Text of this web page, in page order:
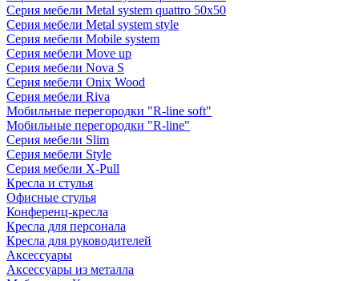
Серия мебели Metal system quattro 50x50
Серия мебели Metal system style
Серия мебели Mobile system
Серия мебели Move up
Серия мебели Nova S
Серия мебели Onix Wood
Серия мебели Riva
Мобильные перегородки "R-line soft"
Мобильные перегородки "R-line"
Серия мебели Slim
Серия мебели Style
Серия мебели X-Pull
Кресла и стулья
Офисные стулья
Конференц-кресла
Кресла для персонала
Кресла для руководителей
Аксессуары
Аксессуары из металла